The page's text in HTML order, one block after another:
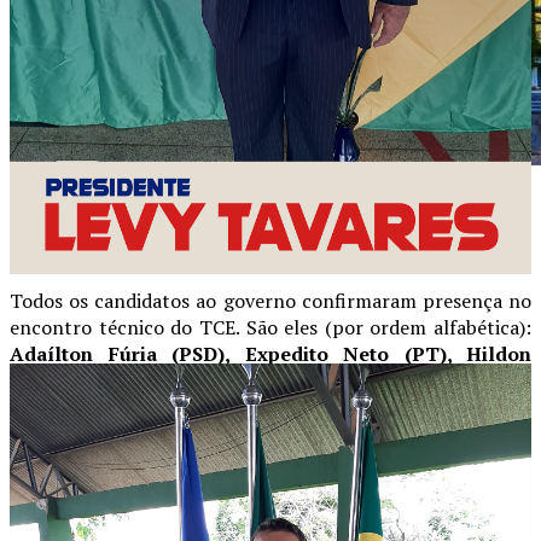
TODOS CANDIDATOS CONFIRMARAM
PARTICIPAÇÃO
Todos os candidatos ao governo confirmaram presença no
encontro técnico do TCE. São eles (por ordem alfabética):
Adaílton Fúria (PSD), Expedito Neto (PT), Hildon
Chaves (União Brasil), Marcos Rogério (PL), Pedro Abib
(MDB) e Samuel Costa (PSB).
Todos demonstraram interesse em conhecer os dados
técnicos que retratam o atual cenário do Estado e que
servirão de referência para o planejamento das políticas
públicas dos próximos quatro anos.